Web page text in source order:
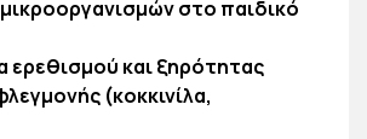
στο παιδικό
ερεθισμού και ξηρότητας
(κοκκινίλα,